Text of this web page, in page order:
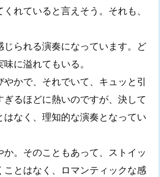
れていると言えそう。それも、
じられる演奏になっています。ど
に溢れてもいる。
かで、それでいて、キュッと引
るほどに熱いのですが、決して
なく、理知的な演奏となってい
。そのこともあって、ストイッ
ことはなく、ロマンティックな感